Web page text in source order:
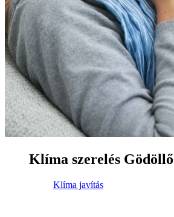
Klíma szerelés Gödöllő
Klíma javítás